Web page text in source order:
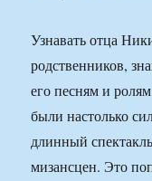
Узнавать отца
родственников,
его песням и
были настолько
длинный
мизансцен. Это